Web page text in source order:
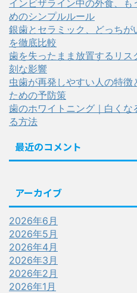
インビザライン中の外食、
めのシンプルルール
銀歯とセラミック、どっちが
を徹底比較
歯を失ったまま放置するリス
刻な影響
虫歯が再発しやすい人の特
ための予防策
歯のホワイトニング｜白く
る方法
最近のコメント
アーカイブ
2026年6月
2026年5月
2026年4月
2026年3月
2026年2月
2026年1月